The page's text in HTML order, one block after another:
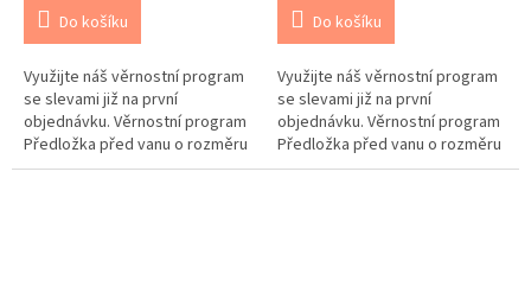
Do košíku
Využijte náš věrnostní program
se slevami již na první
objednávku. Věrnostní program
Předložka před vanu o rozměru
60x100cm. Možno barevně
Do košíku
Využijte náš věrnostní program
se slevami již na první
objednávku. Věrnostní program
Předložka před vanu o rozměru
60x100cm. Možno barevně